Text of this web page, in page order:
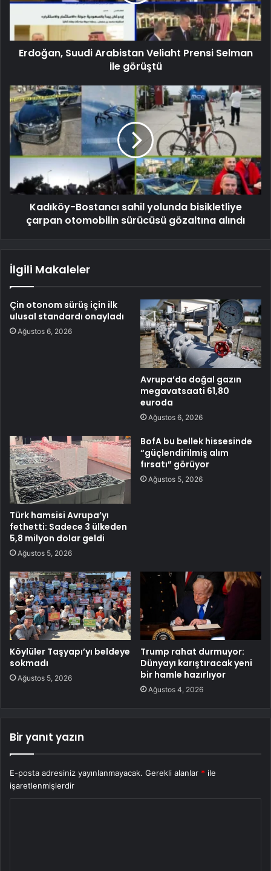
Erdoğan, Suudi Arabistan Veliaht Prensi Selman
ile görüştü
Kadıköy-Bostancı sahil yolunda bisikletliye
çarpan otomobilin sürücüsü gözaltına alındı
İlgili Makaleler
Çin otonom sürüş için ilk
ulusal standardı onayladı
Ağustos 6, 2026
Avrupa’da doğal gazın
megavatsaati 61,80
euroda
Ağustos 6, 2026
Türk hamsisi Avrupa’yı
fethetti: Sadece 3 ülkeden
5,8 milyon dolar geldi
Ağustos 5, 2026
BofA bu bellek hissesinde
“güçlendirilmiş alım
fırsatı” görüyor
Ağustos 5, 2026
Köylüler Taşyapı’yı beldeye
sokmadı
Ağustos 5, 2026
Trump rahat durmuyor:
Dünyayı karıştıracak yeni
bir hamle hazırlıyor
Ağustos 4, 2026
Bir yanıt yazın
E-posta adresiniz yayınlanmayacak. Gerekli alanlar * ile
işaretlenmişlerdir